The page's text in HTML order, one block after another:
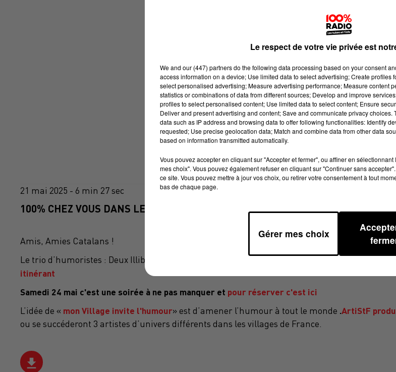
21 mai 2025 - 6 min 27 sec
100% CHEZ VOUS DANS LES P.O AVEC PHILIPPE : L'HUMOUR S'INVITE À
Amis, Amies Catalans !
Le trio d’humoristes : Deux Illibériens donc deux locaux et un Parisien, pour une salle ! C’est à
itinérant
Samedi 24 mai c'est une soirée à ne pas manquer et pour réserver c'est ici
L’idée de « mon Village invite l'humour» est d’amener l’humour à tout le monde .ArtiStF
ou se succéderont 3 artistes d’univers différents dans les villages de France.
Le respect de votre vie privée est
We and our (447) partnersdo the following data processing based on your consent
access information on a device; Use limited data to select advertising; Create profiles
select personalised advertising; Measure advertising performance; Measure content
statistics or combinations of data from different sources; Develop and improve
profiles to select personalised content; Use limited data to select content; Ensure
Deliver and present advertising and content; Save and communicate privacy
data such as IP address and browsing data to offer following functionalities: Identify
requested; Use precise geolocation data; Match and combine data from other data
based on information transmitted automatically.
Vous pouvez accepter en cliquant sur "Accepter et fermer", ou affiner en
mes choix". Vous pouvez également refuser en cliquant sur "Continuer sans
ce site. Vous pouvez mettre à jour vos choix, ou retirer votre consentement à tout
bas de chaque page.
Gérer mes choix